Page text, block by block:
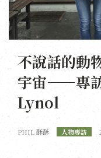
不說話的動
宇宙——專
Lynol
PHIL 酥酥 人物專訪